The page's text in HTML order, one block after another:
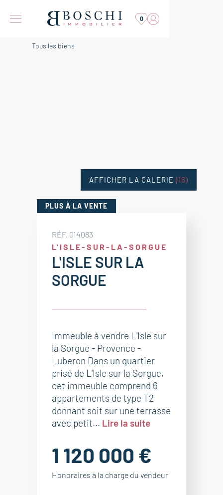
0
Tous les biens
PLUS À LA VENTE
RÉF. 014083
L'ISLE-SUR-LA-SORGUE
L'ISLE SUR LA
SORGUE
Immeuble à vendre L'Isle sur
la Sorgue - Provence -
Luberon Dans un quartier
prisé de L'Isle sur la Sorgue,
cet immeuble comprend 6
appartements de type T2
donnant soit sur une terrasse
avec petit... Lire la suite
1 120 000 €
Honoraires à la charge du vendeur
AFFICHER LA GALERIE (16)